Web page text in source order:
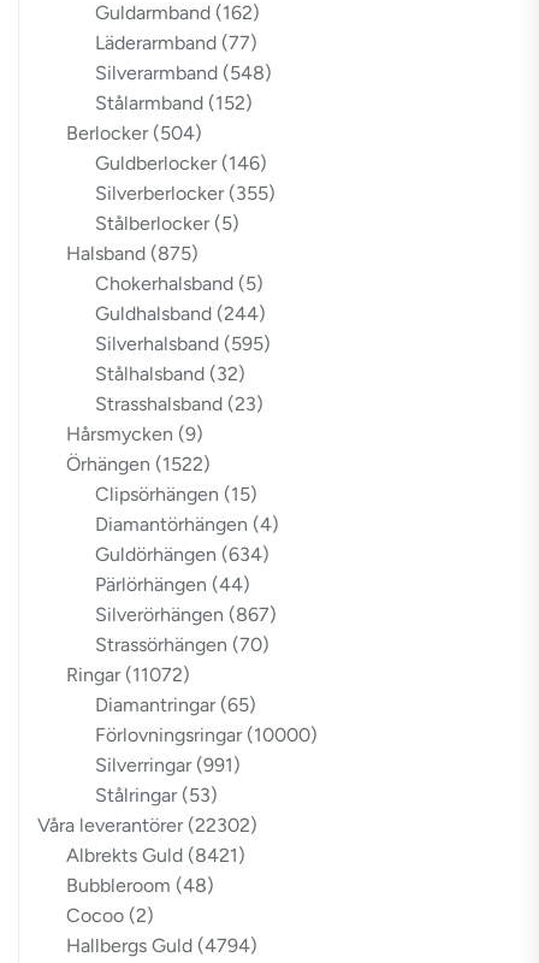
Guldarmband (162)
Läderarmband (77)
Silverarmband (548)
Stålarmband (152)
Berlocker (504)
Guldberlocker (146)
Silverberlocker (355)
Stålberlocker (5)
Halsband (875)
Chokerhalsband (5)
Guldhalsband (244)
Silverhalsband (595)
Stålhalsband (32)
Strasshalsband (23)
Hårsmycken (9)
Örhängen (1522)
Clipsörhängen (15)
Diamantörhängen (4)
Guldörhängen (634)
Pärlörhängen (44)
Silverörhängen (867)
Strassörhängen (70)
Ringar (11072)
Diamantringar (65)
Förlovningsringar (10000)
Silverringar (991)
Stålringar (53)
Våra leverantörer (22302)
Albrekts Guld (8421)
Bubbleroom (48)
Cocoo (2)
Hallbergs Guld (4794)